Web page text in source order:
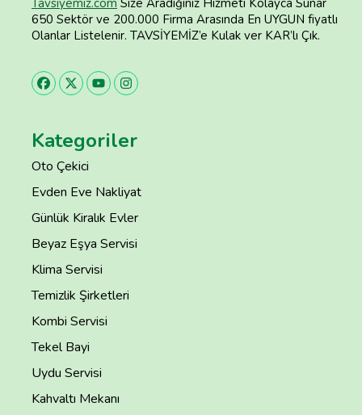
Tavsiyemiz.com Size Aradığınız Hizmeti Kolayca Sunar
650 Sektör ve 200.000 Firma Arasında En UYGUN fiyatlı
Olanlar Listelenir. TAVSİYEMİZ’e Kulak ver KAR’lı Çık.
Kategoriler
Oto Çekici
Evden Eve Nakliyat
Günlük Kiralık Evler
Beyaz Eşya Servisi
Klima Servisi
Temizlik Şirketleri
Kombi Servisi
Tekel Bayi
Uydu Servisi
Kahvaltı Mekanı